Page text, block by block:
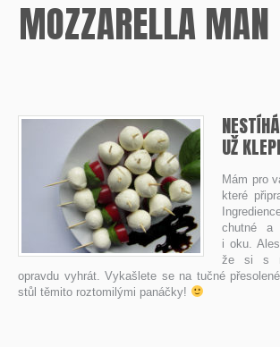
MOZZARELLA MAN
UŽ
Mám pro
které
chutné a
i oku.
že si s
opravdu vyhrát. Vykašlete se na tučné
stůl těmito roztomilými panáčky!